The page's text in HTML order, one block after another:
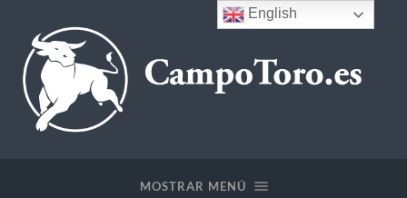
MOSTRAR MENÚ
English